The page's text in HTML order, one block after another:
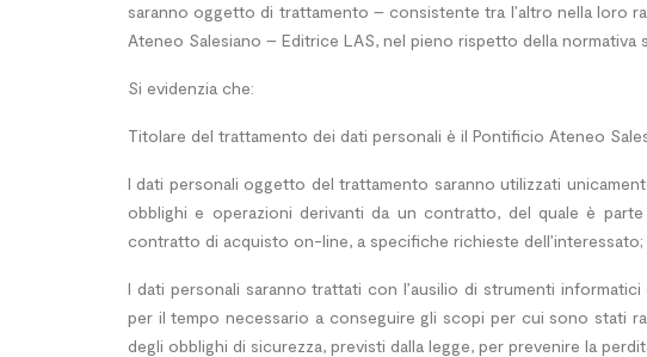
saranno oggetto di trattamento – consistente tra l’altro nella loro
Ateneo Salesiano – Editrice LAS, nel pieno rispetto della
Si evidenzia che:
Titolare del trattamento dei dati personali è il Pontificio Ateneo
I dati personali oggetto del trattamento saranno utilizzati
obblighi e operazioni derivanti da un contratto, del quale è
contratto di acquisto on-line, a specifiche richieste
I dati personali saranno trattati con l’ausilio di strumenti
per il tempo necessario a conseguire gli scopi per cui sono stati
degli obblighi di sicurezza, previsti dalla legge, per prevenire la